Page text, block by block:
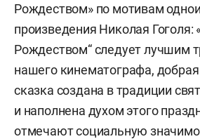
Рождеством» по мотивам
произведения Николая Гоголя:
Рождеством“ следует лучшим
нашего кинематографа,
сказка создана в традиции
и наполнена духом этого
отмечают социальную